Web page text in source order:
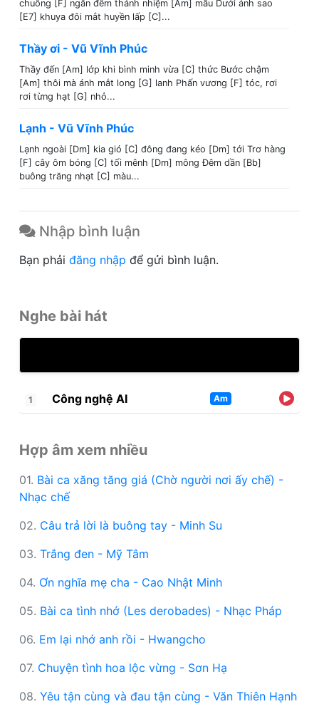
chuông [F] ngân đêm thánh nhiệm [Am] mầu Dưới ánh sao
[E7] khuya đôi mắt huyền lấp [C]...
Thầy ơi - Vũ Vĩnh Phúc
Thầy đến [Am] lớp khi bình minh vừa [C] thức Bước chậm
[Am] thôi mà ánh mắt long [G] lanh Phấn vương [F] tóc, rơi
rơi từng hạt [G] nhỏ...
Lạnh - Vũ Vĩnh Phúc
Lạnh ngoài [Dm] kia gió [C] đông đang kéo [Dm] tới Trơ hàng
[F] cây ôm bóng [C] tối mênh [Dm] mông Đêm dần [Bb]
buông trăng nhạt [C] màu...
Nhập bình luận
Bạn phải đăng nhập để gửi bình luận.
Nghe bài hát
1 Công nghệ AI Am
Hợp âm xem nhiều
01. Bài ca xăng tăng giá (Chờ người nơi ấy chế) -
Nhạc chế
02. Câu trả lời là buông tay - Minh Su
03. Trắng đen - Mỹ Tâm
04. Ơn nghĩa mẹ cha - Cao Nhật Minh
05. Bài ca tình nhớ (Les derobades) - Nhạc Pháp
06. Em lại nhớ anh rồi - Hwangcho
07. Chuyện tình hoa lộc vừng - Sơn Hạ
08. Yêu tận cùng và đau tận cùng - Văn Thiên Hạnh